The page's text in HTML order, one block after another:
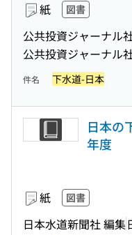
紙 図書
公共投資ジャーナル
公共投資ジャーナル
件名 下水道-日本
日本の
年度
紙 図書
日本水道新聞社 編集